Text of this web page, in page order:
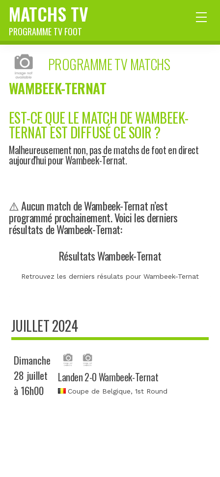
MATCHS TV
PROGRAMME TV FOOT
PROGRAMME TV MATCHS
WAMBEEK-TERNAT
EST-CE QUE LE MATCH DE WAMBEEK-
TERNAT EST DIFFUSÉ CE SOIR ?
Malheureusement non, pas de matchs de foot en direct
aujourd'hui pour Wambeek-Ternat.
⚠️ Aucun match de Wambeek-Ternat n’est
programmé prochainement. Voici les derniers
résultats de Wambeek-Ternat:
Résultats Wambeek-Ternat
Retrouvez les derniers résulats pour Wambeek-Ternat
JUILLET 2024
Dimanche
28 juillet
à 16h00
Landen 2-0 Wambeek-Ternat
Coupe de Belgique, 1st Round